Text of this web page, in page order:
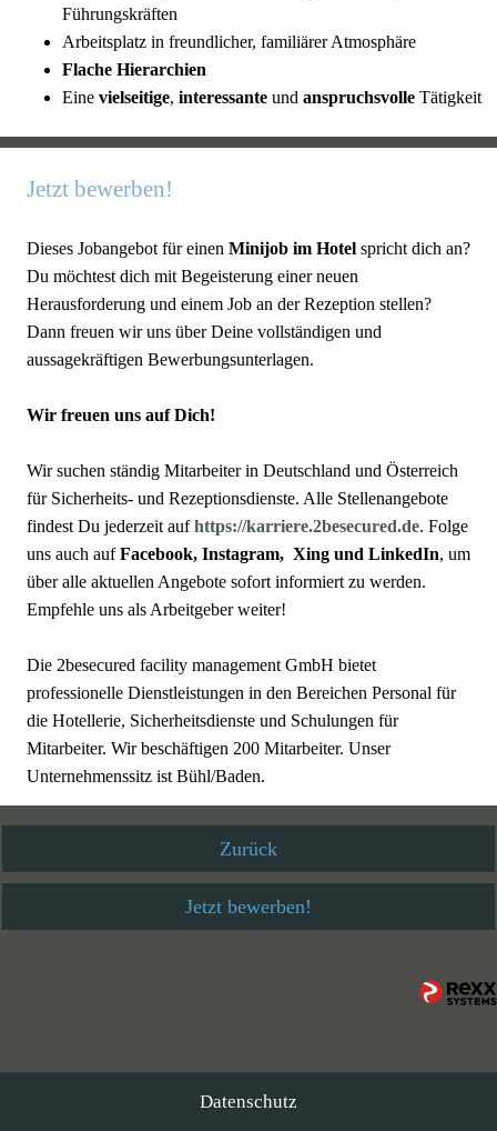
Führungskräften
Arbeitsplatz in freundlicher, familiärer Atmosphäre
Flache Hierarchien
Eine vielseitige, interessante und anspruchsvolle Tätigkeit
Jetzt bewerben!
Dieses Jobangebot für einen Minijob im Hotel spricht dich an?
Du möchtest dich mit Begeisterung einer neuen
Herausforderung und einem Job an der Rezeption stellen?
Dann freuen wir uns über Deine vollständigen und
aussagekräftigen Bewerbungsunterlagen.
Wir freuen uns auf Dich!
Wir suchen ständig Mitarbeiter in Deutschland und Österreich
für Sicherheits- und Rezeptionsdienste. Alle Stellenangebote
findest Du jederzeit aufhttps://karriere.2besecured.de. Folge
uns auch aufFacebook, Instagram, Xing und LinkedIn, um
über alle aktuellen Angebote sofort informiert zu werden.
Empfehle uns als Arbeitgeber weiter!
Die 2besecured facility management GmbH bietet
professionelle Dienstleistungen in den Bereichen Personal für
die Hotellerie, Sicherheitsdienste und Schulungen für
Mitarbeiter. Wir beschäftigen 200 Mitarbeiter. Unser
Unternehmenssitz ist Bühl/Baden.
Zurück
Jetzt bewerben!
Datenschutz